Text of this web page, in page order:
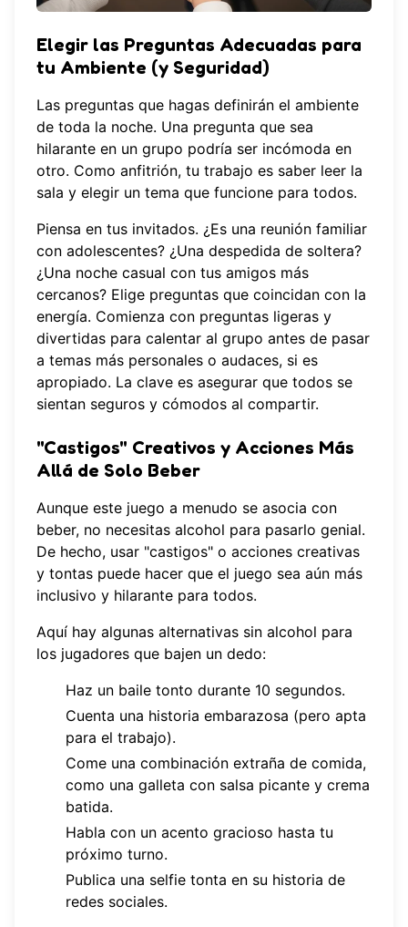
Elegir las Preguntas Adecuadas para
tu Ambiente (y Seguridad)
Las preguntas que hagas definirán el ambiente
de toda la noche. Una pregunta que sea
hilarante en un grupo podría ser incómoda en
otro. Como anfitrión, tu trabajo es saber leer la
sala y elegir un tema que funcione para todos.
Piensa en tus invitados. ¿Es una reunión familiar
con adolescentes? ¿Una despedida de soltera?
¿Una noche casual con tus amigos más
cercanos? Elige preguntas que coincidan con la
energía. Comienza con preguntas ligeras y
divertidas para calentar al grupo antes de pasar
a temas más personales o audaces, si es
apropiado. La clave es asegurar que todos se
sientan seguros y cómodos al compartir.
"Castigos" Creativos y Acciones Más
Allá de Solo Beber
Aunque este juego a menudo se asocia con
beber, no necesitas alcohol para pasarlo genial.
De hecho, usar "castigos" o acciones creativas
y tontas puede hacer que el juego sea aún más
inclusivo y hilarante para todos.
Aquí hay algunas alternativas sin alcohol para
los jugadores que bajen un dedo:
Haz un baile tonto durante 10 segundos.
Cuenta una historia embarazosa (pero apta
para el trabajo).
Come una combinación extraña de comida,
como una galleta con salsa picante y crema
batida.
Habla con un acento gracioso hasta tu
próximo turno.
Publica una selfie tonta en su historia de
redes sociales.